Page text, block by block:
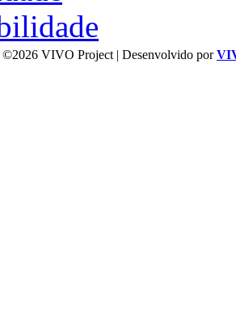
©2026 VIVO Project | Desenvolvido por